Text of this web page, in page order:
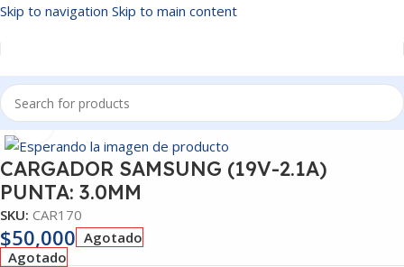
Skip to navigation Skip to main content
Inicio/CARGADORES
Click to enlarge
CARGADOR SAMSUNG (19V-2.1A)
PUNTA: 3.0MM
SKU: CAR170
$50,000 Agotado
Agotado